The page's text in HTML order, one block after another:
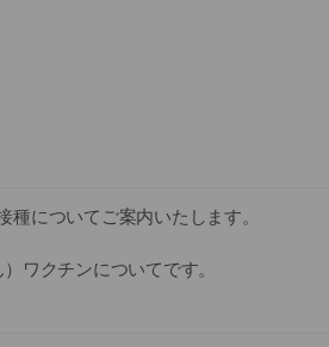
についてご案内いたします。
ワクチンについてです。
接種することで、より十分な免疫の獲